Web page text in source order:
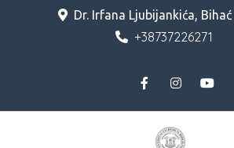
Dr. Irfana Ljubijankića,
+38737226271